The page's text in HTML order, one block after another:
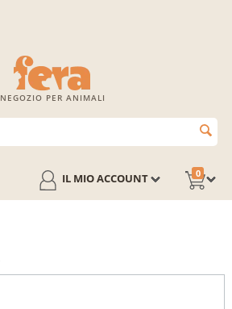
NEGOZIO PER ANIMALI
0
IL MIO ACCOUNT